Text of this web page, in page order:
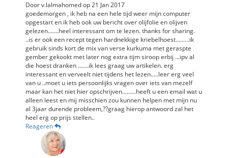
Doorv.lalmahomedop21 Jan 2017
goedemorgen , ik heb na een hele tijd weer mijn computer
opgestart en ik heb ook uw bericht over olijfolie en olijven
gelezen.......heel interessant om te lezen. thanks for sharing.
..is er ook een recept tegen hardnekkige kriebelhoest.........ik
gebruik sinds kort de mix van verse kurkuma met geraspte
gember gekookt met later nog extra tijm siroop erbij ...ipv al
die hoest dranken .......ik lees graag uw artikelen. erg
interessant en verveelt niet tijdens het lezen.....leer erg veel
van u ..moet u iets persoonlijks vragen over iets van mezelf
maar kan het niet hier opschrijven.........heeft u een email wat u
alleen leest en mij misschien zou kunnen helpen met mijn nu
al 3jaar durende probleem,??graag hierop antwoord zal het
heel erg op prijs stellen..
Reageren